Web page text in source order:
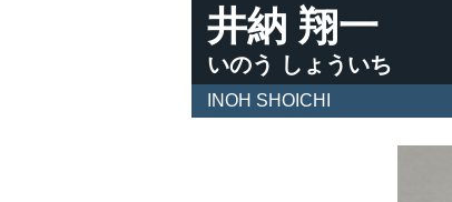
井納 翔一
いのう しょういち
INOH SHOICHI